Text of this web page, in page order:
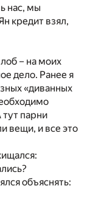
нас, мы
кредит взял,
– на моих
дело. Ранее я
«диванных
тут парни
вещи, и все это
объяснять: